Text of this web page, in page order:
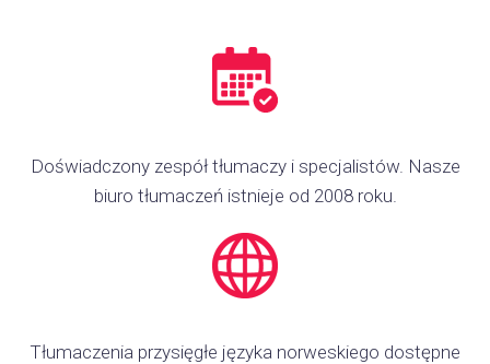
Doświadczony zespół tłumaczy i specjalistów. Nasze
biuro tłumaczeń istnieje od 2008 roku.
Tłumaczenia przysięgłe języka norweskiego dostępne